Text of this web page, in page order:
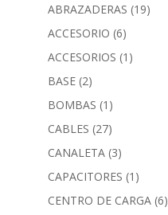
ABRAZADERAS (19)
ACCESORIO (6)
ACCESORIOS (1)
BASE (2)
BOMBAS (1)
CABLES (27)
CANALETA (3)
CAPACITORES (1)
CENTRO DE CARGA (6)